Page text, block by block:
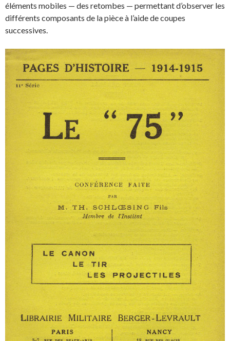
éléments mobiles — des retombes — permettant d’observer les
différents composants de la pièce à l’aide de coupes
successives.